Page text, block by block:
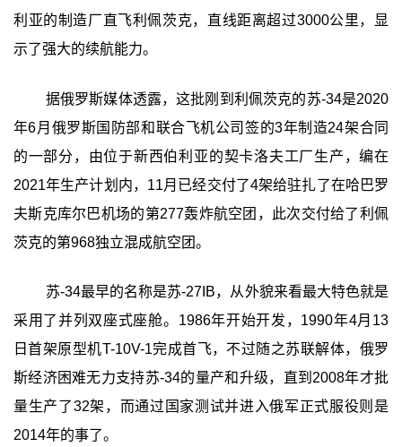
利亚的制造厂直飞利佩茨克，直线距离超过3000公里，显
示了强大的续航能力。
据俄罗斯媒体透露，这批刚到利佩茨克的苏-34是2020
年6月俄罗斯国防部和联合飞机公司签的3年制造24架合同
的一部分，由位于新西伯利亚的契卡洛夫工厂生产，编在
2021年生产计划内，11月已经交付了4架给驻扎了在哈巴罗
夫斯克库尔巴机场的第277轰炸航空团，此次交付给了利佩
茨克的第968独立混成航空团。
苏-34最早的名称是苏-27IB，从外貌来看最大特色就是
采用了并列双座式座舱。1986年开始开发，1990年4月13
日首架原型机T-10V-1完成首飞，不过随之苏联解体，俄罗
斯经济困难无力支持苏-34的量产和升级，直到2008年才批
量生产了32架，而通过国家测试并进入俄军正式服役则是
2014年的事了。